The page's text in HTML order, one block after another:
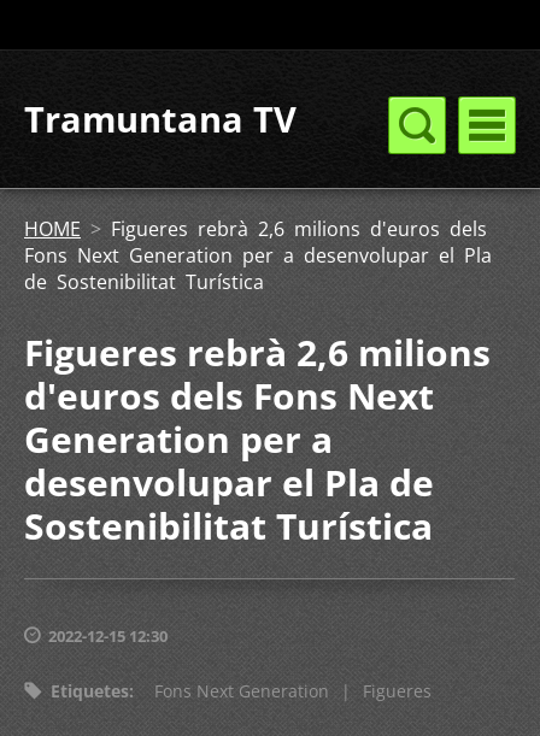
Tramuntana TV
HOME > Figueres rebrà 2,6 milions d'euros dels
Fons Next Generation per a desenvolupar el Pla
de Sostenibilitat Turística
Figueres rebrà 2,6 milions
d'euros dels Fons Next
Generation per a
desenvolupar el Pla de
Sostenibilitat Turística
2022-12-15 12:30
Etiquetes: Fons Next Generation | Figueres